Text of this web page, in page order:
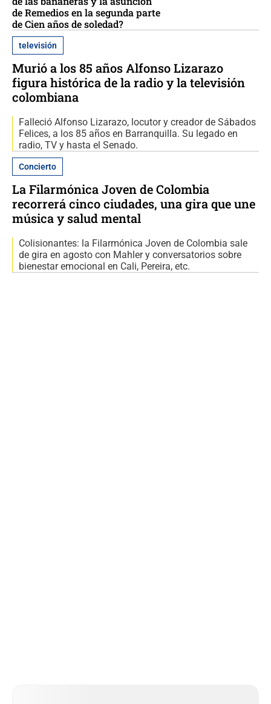
de Remedios en la segunda parte
de Cien años de soledad?
televisión
Murió a los 85 años Alfonso Lizarazo
figura histórica de la radio y la televisión
colombiana
Falleció Alfonso Lizarazo, locutor y creador de Sábados
Felices, a los 85 años en Barranquilla. Su legado en
radio, TV y hasta el Senado.
Concierto
La Filarmónica Joven de Colombia
recorrerá cinco ciudades, una gira que une
música y salud mental
Colisionantes: la Filarmónica Joven de Colombia sale
de gira en agosto con Mahler y conversatorios sobre
bienestar emocional en Cali, Pereira, etc.